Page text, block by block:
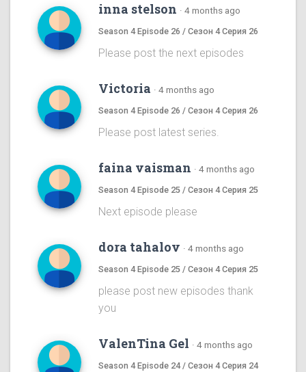
inna stelson · 4 months ago
Season 4 Episode 26 / Сезон 4 Серия 26
Please post the next episodes
Victoria · 4 months ago
Season 4 Episode 26 / Сезон 4 Серия 26
Please post latest series.
faina vaisman · 4 months ago
Season 4 Episode 25 / Сезон 4 Серия 25
Next episode please
dora tahalov · 4 months ago
Season 4 Episode 25 / Сезон 4 Серия 25
please post new episodes thank
you
ValenTina Gel · 4 months ago
Season 4 Episode 24 / Сезон 4 Серия 24